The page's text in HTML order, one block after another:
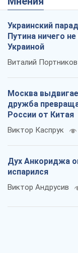
Украинский
Путина ничего
Украиной
Виталий Портников
Москва
дружба
России от Китая
Виктор Каспрук
Дух Анкориджа
испарился
Виктор Андрусив